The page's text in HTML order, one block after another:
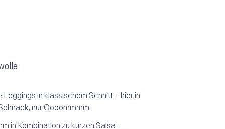
in klassischem Schnitt – hier in
nur Oooommmm.
in Kombination zu kurzen Salsa-